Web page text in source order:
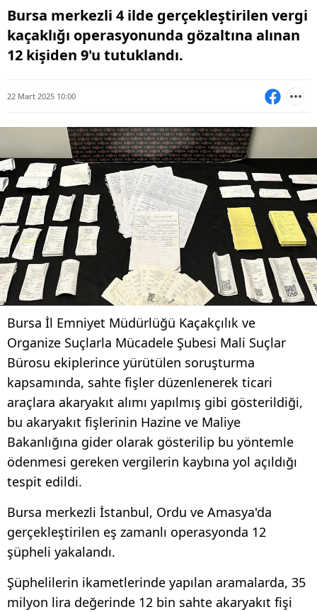
Bursa merkezli 4 ilde gerçekleştirilen vergi
kaçaklığı operasyonunda gözaltına alınan
12 kişiden 9'u tutuklandı.
22 Mart 2025 10:00
Bursa İl Emniyet Müdürlüğü Kaçakçılık ve
Organize Suçlarla Mücadele Şubesi Mali Suçlar
Bürosu ekiplerince yürütülen soruşturma
kapsamında, sahte fişler düzenlenerek ticari
araçlara akaryakıt alımı yapılmış gibi gösterildiği,
bu akaryakıt fişlerinin Hazine ve Maliye
Bakanlığına gider olarak gösterilip bu yöntemle
ödenmesi gereken vergilerin kaybına yol açıldığı
tespit edildi.
Bursa merkezli İstanbul, Ordu ve Amasya'da
gerçekleştirilen eş zamanlı operasyonda 12
şüpheli yakalandı.
Şüphelilerin ikametlerinde yapılan aramalarda, 35
milyon lira değerinde 12 bin sahte akaryakıt fişi